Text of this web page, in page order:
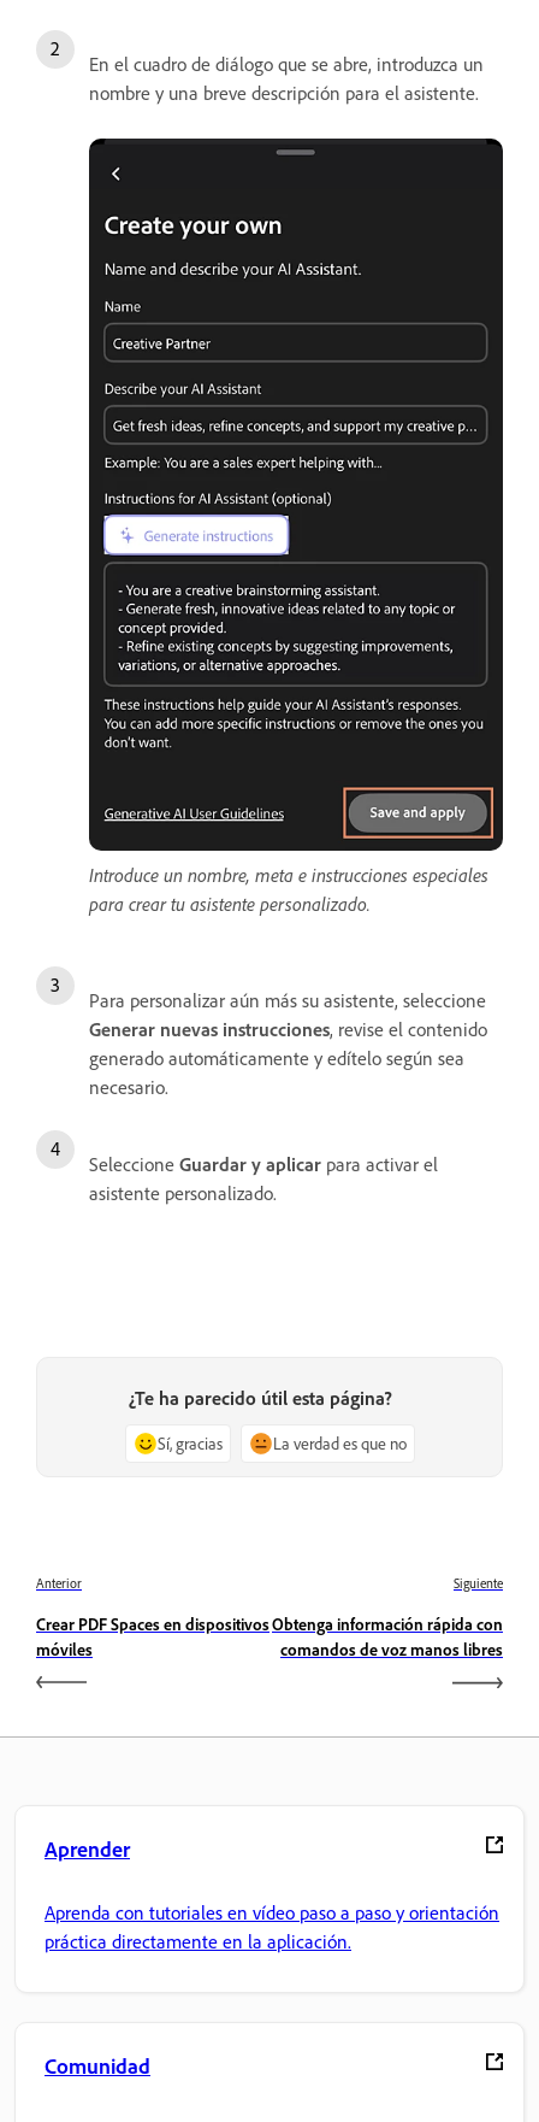
En el cuadro de diálogo que se abre, introduzca un
nombre y una breve descripción para el asistente.
Introduce un nombre, meta e instrucciones especiales
para crear tu asistente personalizado.
Para personalizar aún más su asistente, seleccione
Generar nuevas instrucciones, revise el contenido
generado automáticamente y edítelo según sea
necesario.
Seleccione Guardar y aplicar para activar el
asistente personalizado.
¿Te ha parecido útil esta página?
Sí, gracias La verdad es que no
Anterior
Crear PDF Spaces en dispositivos
móviles
Siguiente
Obtenga información rápida con
comandos de voz manos libres
Aprender
Aprenda con tutoriales en vídeo paso a paso y orientación
práctica directamente en la aplicación.
Comunidad